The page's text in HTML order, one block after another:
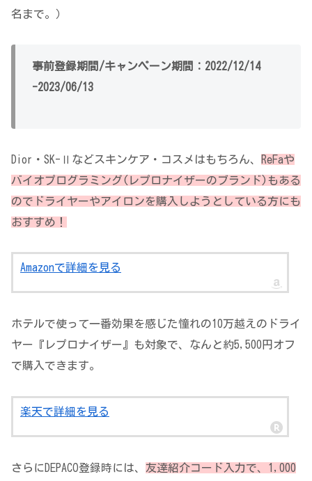
名まで。）
事前登録期間/キャンペーン期間：2022/12/14
-2023/06/13
Dior・SK-Ⅱなどスキンケア・コスメはもちろん、
ReFaや
バイオプログラミング(レプロナイザーのブランド)もある
のでドライヤーやアイロンを購入しようとしている方にも
おすすめ！
Amazonで詳細を見る
ホテルで使って一番効果を感じた憧れの10万越えのドライ
ヤー『レプロナイザー』も対象で、なんと約5,500円オフ
で購入できます。
楽天で詳細を見る
さらにDEPACO登録時には、 友達紹介コード入力で、1,000